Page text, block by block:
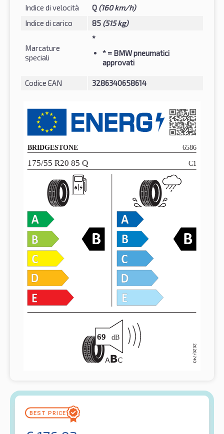
Indice di velocità
Q (160 km/h)
Indice di carico
85 (515 kg)
Marcature
speciali
*
* = BMW pneumatici
approvati
Codice EAN 3286340658614